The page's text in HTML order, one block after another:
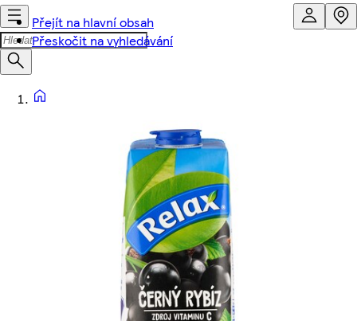
Přejít na hlavní obsah
Přeskočit na vyhledávání